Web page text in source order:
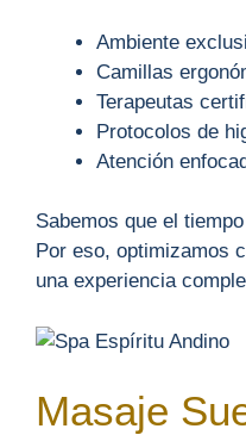
Ambiente
Camillas
Terapeutas
Protocolos de
Atención
Sabemos que el
Por eso, optimizamos
una experiencia
Masaje